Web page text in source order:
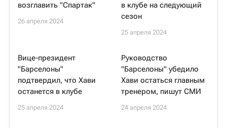
возглавить "Спартак"
26 апреля 2024
в клубе на следующий
сезон
25 апреля 2024
Вице-президент
"Барселоны"
подтвердил, что Хави
останется в клубе
25 апреля 2024
Руководство
"Барселоны" убедило
Хави остаться главным
тренером, пишут СМИ
24 апреля 2024